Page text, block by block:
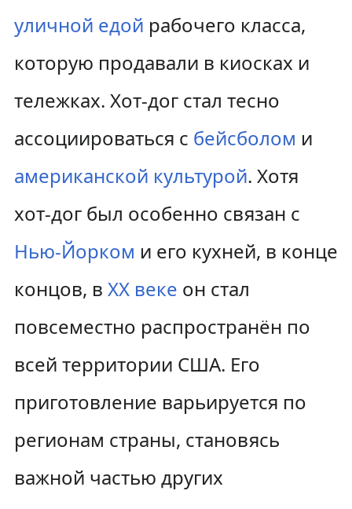
уличной едой рабочего класса,
которую продавали в киосках и
тележках. Хот-дог стал тесно
ассоциироваться с бейсболом и
американской культурой. Хотя
хот-дог был особенно связан с
Нью-Йорком и его кухней, в конце
концов, в XX веке он стал
повсеместно распространён по
всей территории США. Его
приготовление варьируется по
регионам страны, становясь
важной частью других